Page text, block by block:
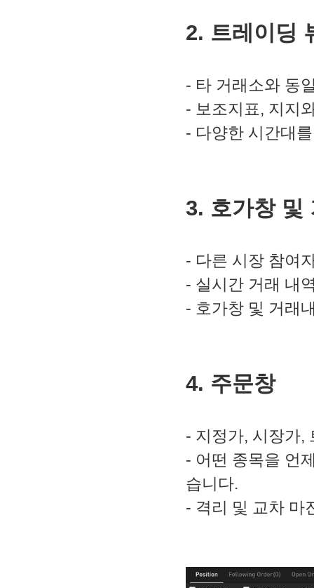
2. 트레이딩
- 타 거래소와 동
- 보조지표, 지지
- 다양한 시간대
3. 호가창 및
- 다른 시장 참여
- 실시간 거래 내
- 호가창 및 거래
4. 주문창
- 지정가, 시장가,
- 어떤 종목을 언
습니다.
- 격리 및 교차 마